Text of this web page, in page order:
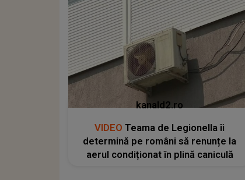
kanald2.ro
VIDEO Teama de Legionella îi
determină pe români să renunțe la
aerul condiționat în plină caniculă